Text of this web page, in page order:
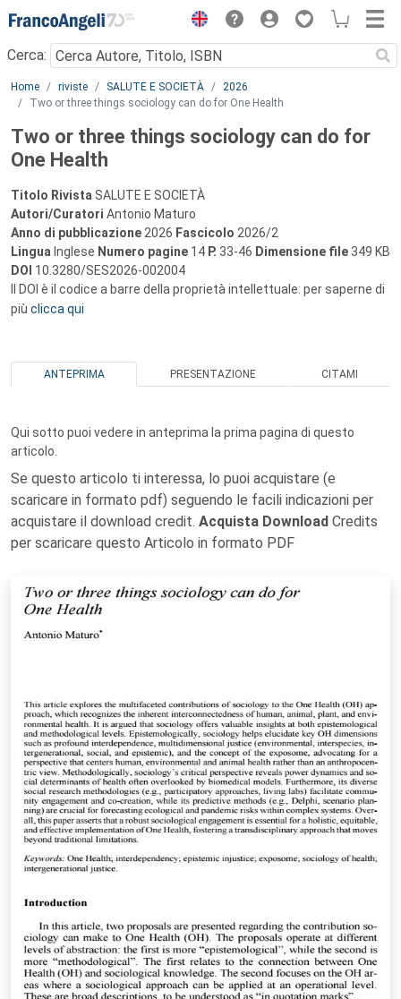
Menu
Cerca:
Main content
Home riviste SALUTE E SOCIETÀ
2026
Two or three things sociology can do for One Health
Two or three things sociology can do for
One Health
Titolo Rivista SALUTE E SOCIETÀ
Autori/Curatori Antonio Maturo
Anno di pubblicazione 2026 Fascicolo 2026/2
Lingua Inglese Numero pagine 14 P. 33-46 Dimensione file 349 KB
DOI 10.3280/SES2026-002004
Il DOI è il codice a barre della proprietà intellettuale: per saperne di
più clicca qui
ANTEPRIMA PRESENTAZIONE CITAMI
Qui sotto puoi vedere in anteprima la prima pagina di questo
articolo.
Se questo articolo ti interessa, lo puoi acquistare (e
scaricare in formato pdf) seguendo le facili indicazioni per
acquistare il download credit. Acquista Download Credits
per scaricare questo Articolo in formato PDF